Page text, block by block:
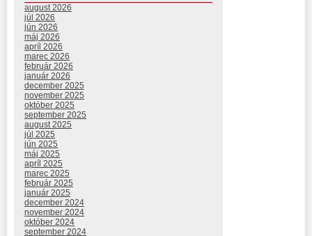
august 2026
júl 2026
jún 2026
máj 2026
apríl 2026
marec 2026
február 2026
január 2026
december 2025
november 2025
október 2025
september 2025
august 2025
júl 2025
jún 2025
máj 2025
apríl 2025
marec 2025
február 2025
január 2025
december 2024
november 2024
október 2024
september 2024